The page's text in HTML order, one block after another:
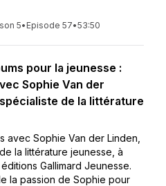
5• Episode 57•53:50
pour la jeunesse :
Sophie Van der
de la littérature
avec Sophie Van der Linden,
la littérature jeunesse, à
Gallimard Jeunesse.
la passion de Sophie pour